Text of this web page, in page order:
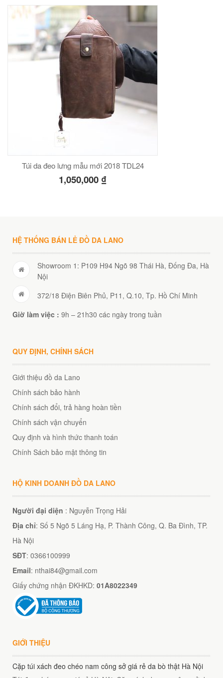
Túi da đeo lưng mẫu mới 2018 TDL24
1,050,000 ₫
HỆ THỐNG BÁN LẺ ĐỒ DA LANO
Showroom 1: P109 H94 Ngõ 98 Thái Hà, Đống Đa, Hà
Nội
372/18 Điện Biên Phủ, P11, Q.10, Tp. Hồ Chí Minh
Giờ làm việc : 9h – 21h30 các ngày trong tuần
QUY ĐỊNH, CHÍNH SÁCH
Giới thiệu đồ da Lano
Chính sách bảo hành
Chính sách đổi, trả hàng hoàn tiền
Chính sách vận chuyển
Quy định và hình thức thanh toán
Chính Sách bảo mật thông tin
HỘ KINH DOANH ĐỒ DA LANO
Người đại diện : Nguyễn Trọng Hải
Địa chỉ: Số 5 Ngõ 5 Láng Hạ, P. Thành Công, Q. Ba Đình, TP.
Hà Nội
SĐT: 0366100999
Email: nthai84@gmail.com
Giấy chứng nhận ĐKHKD: 01A8022349
GIỚI THIỆU
Cặp túi xách đeo chéo nam công sở giá rẻ da bò thật Hà Nội